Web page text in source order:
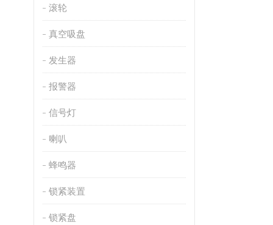
滚轮
真空吸盘
发生器
报警器
信号灯
喇叭
蜂鸣器
锁紧装置
锁紧盘